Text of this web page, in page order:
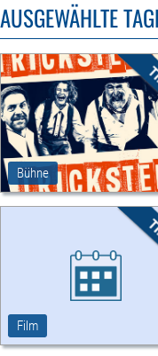
AUSGEWÄHLTE
Bühne
Film